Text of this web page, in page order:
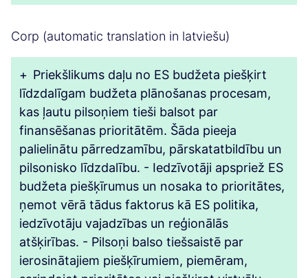
Corp (automatic translation in latviešu)
+ Priekšlikums daļu no ES budžeta piešķirt
līdzdalīgam budžeta plānošanas procesam,
kas ļautu pilsoņiem tieši balsot par
finansēšanas prioritātēm. Šāda pieeja
palielinātu pārredzamību, pārskatatbildību un
pilsonisko līdzdalību. - Iedzīvotāji apspriež ES
budžeta piešķīrumus un nosaka to prioritātes,
ņemot vērā tādus faktorus kā ES politika,
iedzīvotāju vajadzības un reģionālās
atšķirības. - Pilsoņi balso tiešsaistē par
ierosinātajiem piešķīrumiem, piemēram,